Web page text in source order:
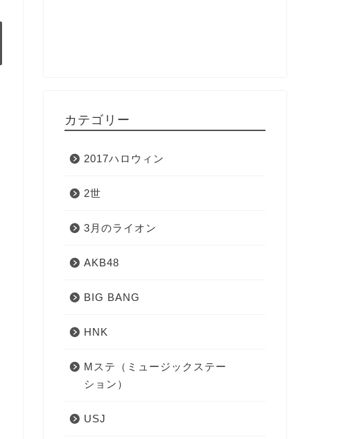
カテゴリー
2017ハロウィン
2世
3月のライオン
AKB48
BIG BANG
HNK
Mステ（ミュージックステー
ション）
USJ